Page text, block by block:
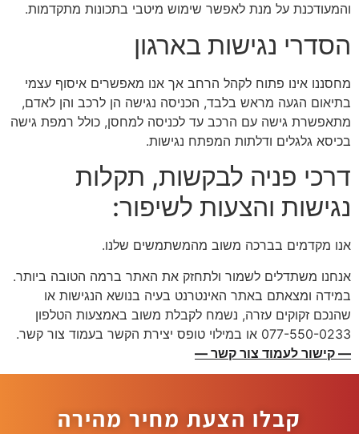
והמעודכנת על מנת לאפשר שימוש מיטבי בתכונות מתקדמות.
הסדרי נגישות בארגון
מחסננו אינו פתוח לקהל הרחב אך אנו מאפשרים איסוף עצמי
בתיאום הגעה מראש בלבד, הכניסה נגישה הן לרכב והן לאדם,
מתאפשרת גישה עם הרכב עד לכניסה למחסן, כולל רמפת גישה
בכיסא גלגלים ודלתות המפתח נגישות.
דרכי פניה לבקשות, תקלות
נגישות והצעות לשיפור:
אנו מקדמים בברכה משוב מהמשתמשים שלנו.
אנחנו משתדלים לשמור ולתחזק את האתר ברמה הטובה ביותר.
במידה ומצאתם באתר האינטרנט בעיה בנושא הנגישות או
שהנכם זקוקים עזרה, נשמח לקבלת משוב באמצעות הטלפון
077-550-0233 או במילוי טופס יצירת הקשר בעמוד צור קשר.
— קישור לעמוד צור קשר —
קבלו הצעת מחיר מהירה